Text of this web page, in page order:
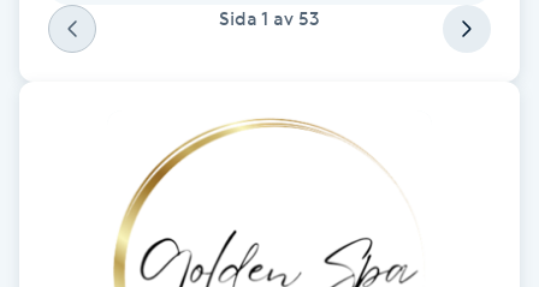
Celluliter
Color correction
Sida 1 av 53